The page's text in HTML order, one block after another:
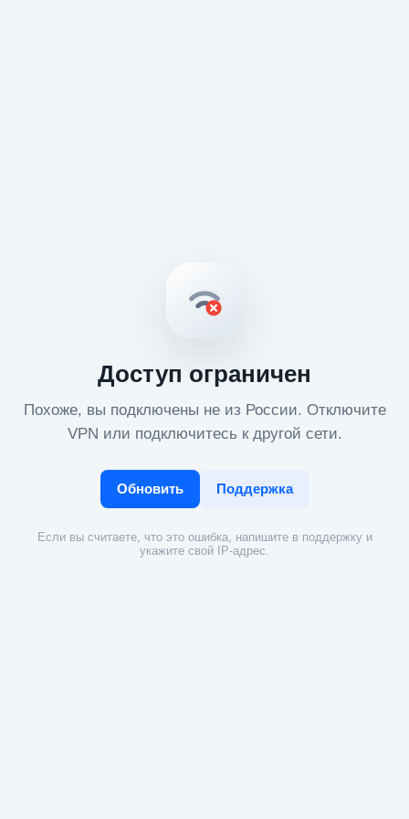
Доступ ограничен
Похоже, вы подключены не из России. Отключите
VPN или подключитесь к другой сети.
Обновить Поддержка
Если вы считаете, что это ошибка, напишите в поддержку и
укажите свой IP-адрес.